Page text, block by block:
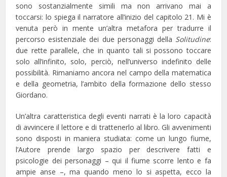
sono sostanzialmente simili ma non arrivano mai a
toccarsi: lo spiega il narratore all’inizio del capitolo 21. Mi è
venuta però in mente un’altra metafora per tradurre il
percorso esistenziale dei due personaggi della Solitudine:
due rette parallele, che in quanto tali si possono toccare
solo all’infinito, solo, perciò, nell’universo indefinito delle
possibilità. Rimaniamo ancora nel campo della matematica
e della geometria, l’ambito della formazione dello stesso
Giordano.
Un’altra caratteristica degli eventi narrati è la loro capacità
di avvincere il lettore e di trattenerlo al libro. Gli avvenimenti
sono disposti in maniera studiata: come un lungo fiume,
l’Autore prende largo spazio per descrivere fatti e
psicologie dei personaggi – qui il fiume scorre lento e fa
ampie anse –, ma quando meno lo si aspetta, ecco la